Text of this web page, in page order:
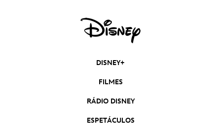
Sizzle Maio 2022 - Disney Channel
Mickey Mouse Funhouse - Novos episódios
DISNEY+
FILMES
RÁDIO DISNEY
ESPETÁCULOS